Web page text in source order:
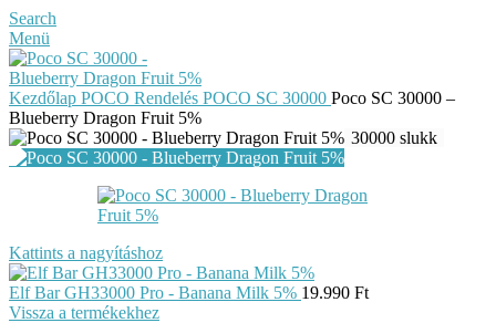
Search
Menü
Kezdőlap POCO Rendelés POCO SC 30000 Poco SC 30000 –
Blueberry Dragon Fruit 5%
30000 slukk
Kattints a nagyításhoz
Elf Bar GH33000 Pro - Banana Milk 5% 19.990 Ft
Vissza a termékekhez